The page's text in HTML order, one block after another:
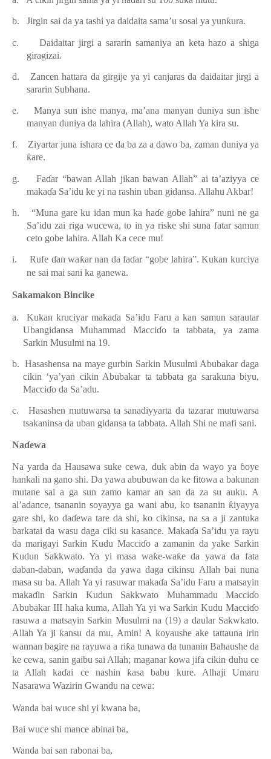
b. Jirgin sai da ya tashi ya daidaita sama’u sosai ya yunƙura.
c.
Daidaitar jirgi a sararin samaniya an keta hazo a shiga
giragizai.
d.
Zancen hattara da girgije ya yi canjaras da daidaitar jirgi a
sararin Subhana.
e.
Manya sun ishe manya, ma’ana manyan duniya sun ishe
manyan duniya da lahira (Allah), wato Allah Ya kira su.
f. Ziyartar juna ishara ce da ba zaadawo ba, zaman duniya ya
ƙare.
g. Faɗar “bawan Allah jikan bawan Allah” ai ta’aziyya ce
makaɗa Sa’idu ke yi na rashin uban gidansa. Allahu Akbar!
h. “Muna gare ku idan mun ka haɗe gobe lahira” nuni ne ga
Sa’idu zai riga wucewa, to in ya riske shi suna fatar samun
ceto gobe lahira. Allah Ka cece mu!
i. Rufe ɗan waƙar nan da faɗar “gobe lahira”. Kukan kurciya
ne sai mai sani ka ganewa.
Sakamakon Bincike
a. Kukan kruciyar makaɗa Sa’idu Faru a kan samun sarautar
Ubangidansa Muhammad Macciɗo ta tabbata, ya zama
Sarkin Musulmi na 19.
b. Hasashensa na maye gurbin Sarkin Musulmi Abubakar daga
cikin ‘ya’yan cikin Abubakar ta tabbata ga sarakuna biyu,
Macciɗo da Sa’adu.
c. Hasashen mutuwarsa ta sanadiyyarta da tazarar mutuwarsa
tsakaninsa da uban gidansa ta tabbata. Allah Shi ne mafi sani.
Naɗewa
Na yarda da Hausawasuke cewa, duk abin da wayo ya ɓoye
hankali na gano shi. Da yawa abubuwan da ke fitowa a bakunan
mutane sai a ga sun zamo kamar an san da za su auku. A
al’adance, tsananin soyayya ga wani abu, ko tsananin ƙiyayya
gare shi, ko daɗewa tare da shi, ko cikinsa, na sa a ji zantuka
barkatai da wasu daga ciki su kasance. Makaɗa Sa’idu ya rayu
da marigayi Sarkin Kudu Macciɗo a zamanin da yake Sarkin
Kudun Sakkwato. Ya yi masa waƙe-waƙe da yawa da fata
daban-daban, waɗanda da yawa daga cikinsu Allah bai nuna
masa su ba. Allah Ya yi rasuwar makaɗa Sa’idu Faru a matsayin
makaɗin Sarkin Kudun Sakkwato Muhammadu Macciɗo
Abubakar III haka kuma, Allah Ya yi wa Sarkin Kudu Macciɗo
rasuwa a matsayin Sarkin Musulmi na (19) a daular Sakwkato.
Allah Ya ji ƙansu da mu, Amin! A koyaushe ake tattauna irin
wannan bagire na rayuwa a riƙa tunawa da tunanin Bahaushe da
ke cewa, sanin gaibu sai Allah; maganar kowa jifa cikin duhu ce
ta Allah kaɗai ce nashin ƙasa babu kure. Alhaji Umaru
Nasarawa Wazirin Gwandu na cewa:
Wanda bai wuce shi yi kwana ba,
Bai wuce shi mance abinai ba,
Wanda bai san rabonai ba,